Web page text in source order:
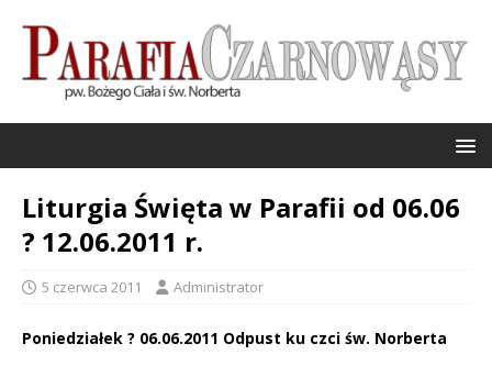
Liturgia Święta w Parafii od 06.06
? 12.06.2011 r.
5 czerwca 2011 Administrator
Poniedziałek ? 06.06.2011 Odpust ku czci św. Norberta